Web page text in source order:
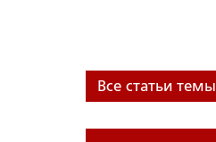
Все статьи темы